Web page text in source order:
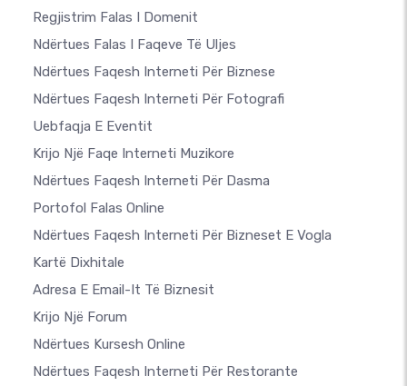
Regjistrim Falas I Domenit
Ndërtues Falas I Faqeve Të Uljes
Ndërtues Faqesh Interneti Për Biznese
Ndërtues Faqesh Interneti Për Fotografi
Uebfaqja E Eventit
Krijo Një Faqe Interneti Muzikore
Ndërtues Faqesh Interneti Për Dasma
Portofol Falas Online
Ndërtues Faqesh Interneti Për Bizneset E Vogla
Kartë Dixhitale
Adresa E Email-It Të Biznesit
Krijo Një Forum
Ndërtues Kursesh Online
Ndërtues Faqesh Interneti Për Restorante